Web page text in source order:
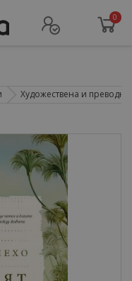
0
Художествена и преводна